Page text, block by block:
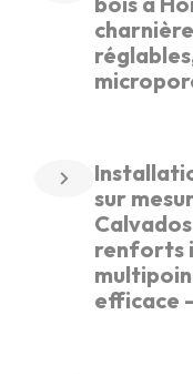
sur
renforts
efficace